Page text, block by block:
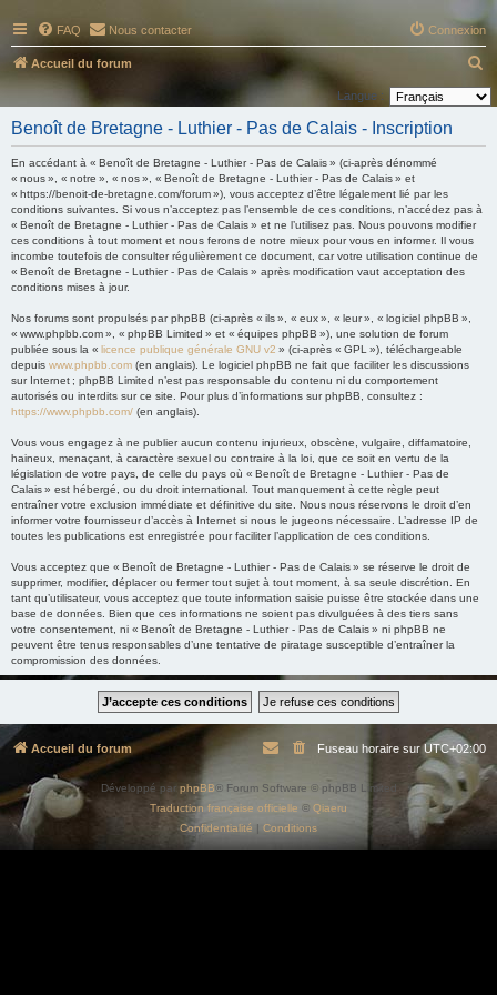
FAQ Nous contacter Connexion
Accueil du forum
e
Langue :
Benoît de Bretagne - Luthier - Pas de Calais - Inscription
En accédant à « Benoît de Bretagne - Luthier - Pas de Calais » (ci-après dénommé
« nous », « notre », « nos », « Benoît de Bretagne - Luthier - Pas de Calais » et
« https://benoit-de-bretagne.com/forum »), vous acceptez d’être légalement lié par les
conditions suivantes. Si vous n’acceptez pas l’ensemble de ces conditions, n’accédez pas à
« Benoît de Bretagne - Luthier - Pas de Calais » et ne l’utilisez pas. Nous pouvons modifier
ces conditions à tout moment et nous ferons de notre mieux pour vous en informer. Il vous
incombe toutefois de consulter régulièrement ce document, car votre utilisation continue de
« Benoît de Bretagne - Luthier - Pas de Calais » après modification vaut acceptation des
conditions mises à jour.
Nos forums sont propulsés par phpBB (ci-après « ils », « eux », « leur », « logiciel phpBB »,
« www.phpbb.com », « phpBB Limited » et « équipes phpBB »), une solution de forum
publiée sous la « licence publique générale GNU v2 » (ci-après « GPL »), téléchargeable
depuis www.phpbb.com (en anglais). Le logiciel phpBB ne fait que faciliter les discussions
sur Internet ; phpBB Limited n’est pas responsable du contenu ni du comportement
autorisés ou interdits sur ce site. Pour plus d’informations sur phpBB, consultez :
https://www.phpbb.com/ (en anglais).
Vous vous engagez à ne publier aucun contenu injurieux, obscène, vulgaire, diffamatoire,
haineux, menaçant, à caractère sexuel ou contraire à la loi, que ce soit en vertu de la
législation de votre pays, de celle du pays où « Benoît de Bretagne - Luthier - Pas de
Calais » est hébergé, ou du droit international. Tout manquement à cette règle peut
entraîner votre exclusion immédiate et définitive du site. Nous nous réservons le droit d’en
informer votre fournisseur d’accès à Internet si nous le jugeons nécessaire. L’adresse IP de
toutes les publications est enregistrée pour faciliter l’application de ces conditions.
Vous acceptez que « Benoît de Bretagne - Luthier - Pas de Calais » se réserve le droit de
supprimer, modifier, déplacer ou fermer tout sujet à tout moment, à sa seule discrétion. En
tant qu’utilisateur, vous acceptez que toute information saisie puisse être stockée dans une
base de données. Bien que ces informations ne soient pas divulguées à des tiers sans
votre consentement, ni « Benoît de Bretagne - Luthier - Pas de Calais » ni phpBB ne
peuvent être tenus responsables d’une tentative de piratage susceptible d’entraîner la
compromission des données.
Accueil du forum Fuseau horaire surUTC+02:00
Développé par phpBB ® Forum Software © phpBB Limited
Traduction française officielle © Qiaeru
Confidentialité | Conditions